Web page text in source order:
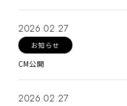
2026.02.27
お知らせ
CM公開
2026.02.27